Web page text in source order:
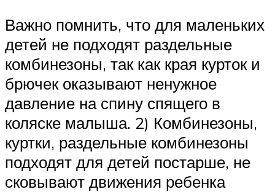
Важно помнить, что для маленьких
детей не подходят раздельные
комбинезоны, так как края курток и
брючек оказывают ненужное
давление на спину спящего в
коляске малыша. 2) Комбинезоны,
куртки, раздельные комбинезоны
подходят для детей постарше, не
сковывают движения ребенка